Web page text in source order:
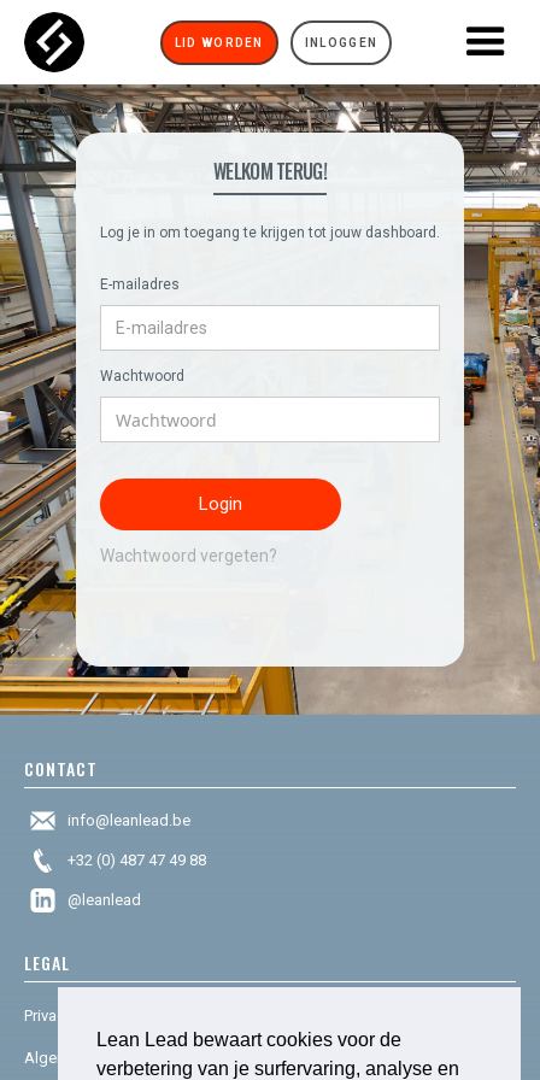
Lean Lead bewaart cookies voor de
verbetering van je surfervaring, analyse en
LID WORDEN INLOGGEN
WELKOM TERUG!
Log je in om toegang te krijgen tot jouw dashboard.
E-mailadres
Wachtwoord
Wachtwoord vergeten?
CONTACT
info@leanlead.be
+32 (0) 487 47 49 88
@leanlead
LEGAL
Privacy & cookies
Algemene voorwaarden